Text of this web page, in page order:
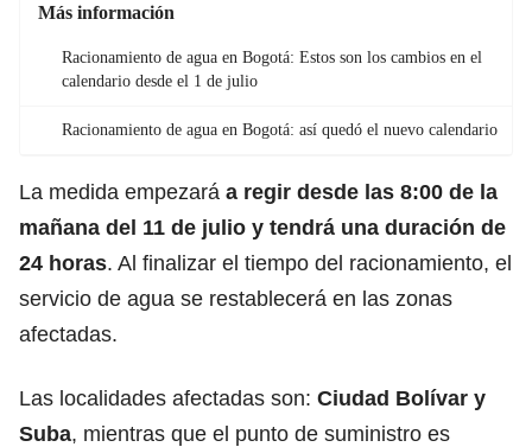
Más información
Racionamiento de agua en Bogotá: Estos son los cambios en el
calendario desde el 1 de julio
Racionamiento de agua en Bogotá: así quedó el nuevo calendario
La medida empezará a regir desde las 8:00 de la
mañana del 11 de julio y tendrá una duración de
24 horas. Al finalizar el tiempo del racionamiento, el
servicio de agua se restablecerá en las zonas
afectadas.
Las localidades afectadas son: Ciudad Bolívar y
Suba, mientras que el punto de suministro es